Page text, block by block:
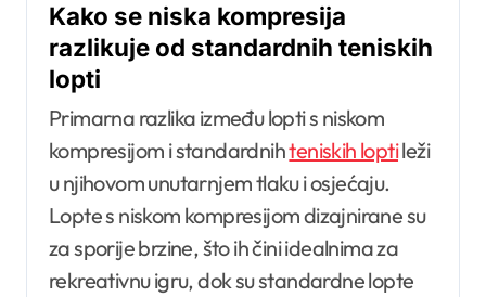
Kako se niska kompresija
razlikuje od standardnih teniskih
lopti
Primarna razlika između lopti s niskom
kompresijom i standardnihteniskih loptileži
u njihovom unutarnjem tlaku i osjećaju.
Lopte s niskom kompresijom dizajnirane su
za sporije brzine, što ih čini idealnima za
rekreativnu igru, dok su standardne lopte